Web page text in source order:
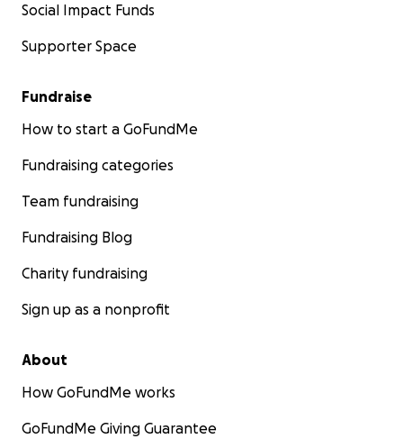
Social Impact Funds
Supporter Space
Fundraise
How to start a GoFundMe
Fundraising categories
Team fundraising
Fundraising Blog
Charity fundraising
Sign up as a nonprofit
About
How GoFundMe works
GoFundMe Giving Guarantee